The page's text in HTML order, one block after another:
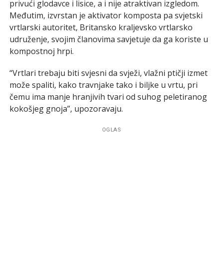
privući glodavce i lisice, a i nije atraktivan izgledom.
Međutim, izvrstan je aktivator komposta pa svjetski
vrtlarski autoritet, Britansko kraljevsko vrtlarsko
udruženje, svojim članovima savjetuje da ga koriste u
kompostnoj hrpi.
“Vrtlari trebaju biti svjesni da svježi, vlažni ptičji izmet
može spaliti, kako travnjake tako i biljke u vrtu, pri
čemu ima manje hranjivih tvari od suhog peletiranog
kokošjeg gnoja”, upozoravaju.
OGLAS